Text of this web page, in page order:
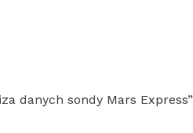
danych sondy Mars Express”